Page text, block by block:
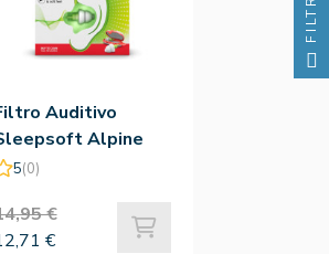
Auditivo
Alpine
5(0)
€
€